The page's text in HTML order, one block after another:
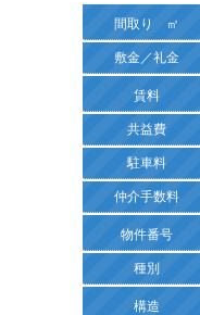
間取り ㎡
敷金／礼金
賃料
共益費
駐車料
仲介手数料
物件番号
種別
構造